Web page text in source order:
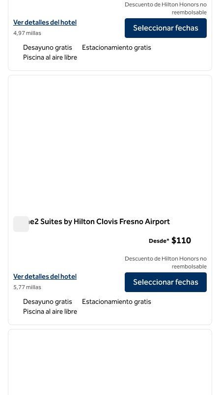
Ver detalles del hotel Hampton Inn Fresno Airport
Ver detalles del hotel
4,97 millas
Descuento de Hilton Honors no
reembolsable
Seleccionar fechas
Desayuno gratis
Estacionamiento gratis
Piscina al aire libre
1 de 12
Home2 Suites by Hilton Clovis Fresno Airport
Ver detalles del hotel para Home2 Suites by Hilton Clovis Fresno
Ver detalles del hotel
5,77 millas
Desde* $110
Descuento de Hilton Honors no
reembolsable
Seleccionar fechas
Desayuno gratis
Estacionamiento gratis
Piscina al aire libre
1 de 12